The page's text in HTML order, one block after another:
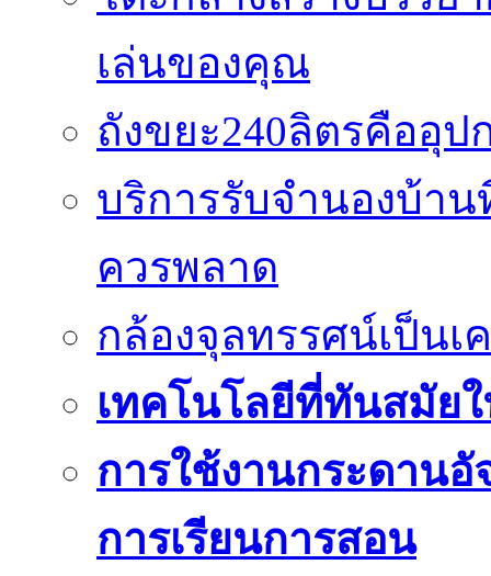
เล่นของคุณ
ถังขยะ240ลิตรคืออุ
บริการรับจำนองบ้า
ควรพลาด
กล้องจุลทรรศน์เป็น
เทคโนโลยีที่ทันสมัย
การใช้งานกระดานอั
การเรียนการสอน